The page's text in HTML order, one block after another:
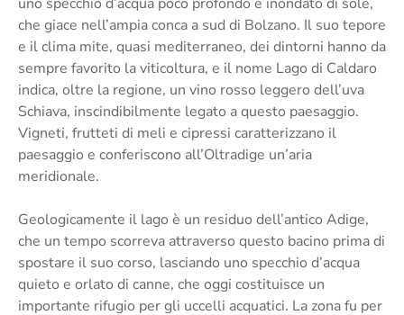
che giace nell’ampia conca a sud di Bolzano. Il suo tepore
e il clima mite, quasi mediterraneo, dei dintorni hanno da
sempre favorito la viticoltura, e il nome Lago di Caldaro
indica, oltre la regione, un vino rosso leggero dell’uva
Schiava, inscindibilmente legato a questo paesaggio.
Vigneti, frutteti di meli e cipressi caratterizzano il
paesaggio e conferiscono all’Oltradige un’aria
meridionale.
Geologicamente il lago è un residuo dell’antico Adige,
che un tempo scorreva attraverso questo bacino prima di
spostare il suo corso, lasciando uno specchio d’acqua
quieto e orlato di canne, che oggi costituisce un
importante rifugio per gli uccelli acquatici. La zona fu per